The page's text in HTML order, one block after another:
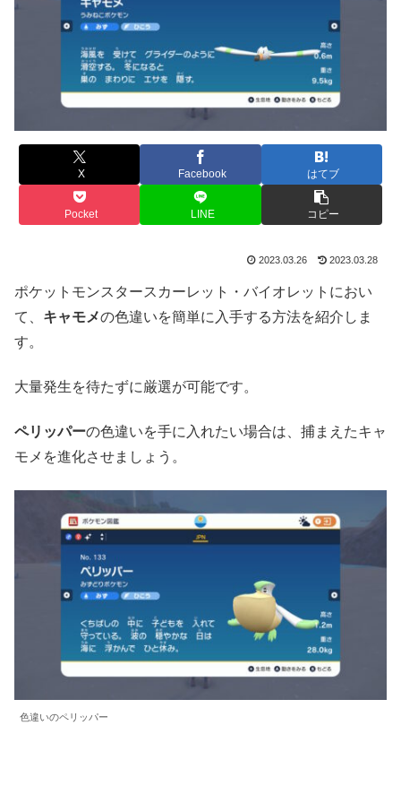
X Facebook はてブ
Pocket LINE コピー
2023.03.26 2023.03.28
ポケットモンスタースカーレット・バイオレットにおい
て、 キャモメの色違いを簡単に入手する方法を紹介しま
す。
大量発生を待たずに厳選が可能です。
ペリッパーの色違いを手に入れたい場合は、捕まえたキャ
モメを進化させましょう。
色違いのペリッパー